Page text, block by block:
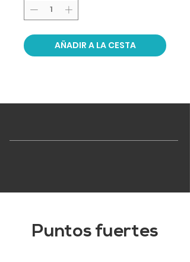
AÑADIR A LA CESTA
Puntos fuertes